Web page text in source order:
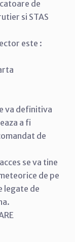
de
si STAS
este :
va definitiva
a fi
de
se va tine
de pe
legate de